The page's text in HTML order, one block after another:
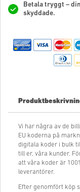
Betala tryggt –
skyddade.
Vi har några av de
EU koderna på
digitala koder i bulk
till er, våra kunder.
att våra koder är
leverantörer.
Efter genomfört köp